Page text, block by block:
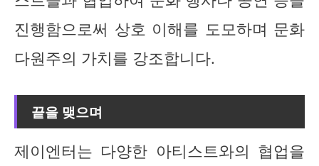
진행함으로써 상호 이해를 도모하며 문화
다원주의 가치를 강조합니다.
끝을 맺으며
제이엔터는 다양한 아티스트와의 협업을